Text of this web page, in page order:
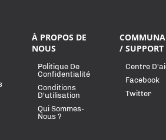
À PROPOS DE
NOUS
Politique De
Confidentialité
Conditions
D'utilisation
Qui Sommes-
Nous ?
/ SUPPORT
Centre
Facebook
Twitter